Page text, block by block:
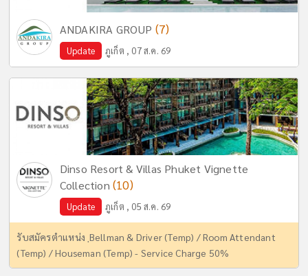
ANDAKIRA GROUP (7)
Update ภูเก็ต , 07 ส.ค. 69
Dinso Resort & Villas Phuket Vignette
Collection (10)
Update ภูเก็ต , 05 ส.ค. 69
รับสมัครตำแหน่ง ฺBellman & Driver (Temp) / Room Attendant
(Temp) / Houseman (Temp) - Service Charge 50%